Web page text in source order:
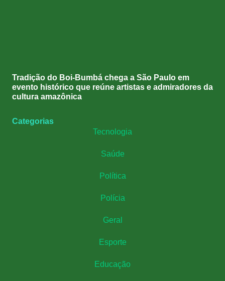
Tradição do Boi-Bumbá chega a São Paulo em
evento histórico que reúne artistas e admiradores da
cultura amazônica
Categorias
Tecnologia
Saúde
Política
Polícia
Geral
Esporte
Educação